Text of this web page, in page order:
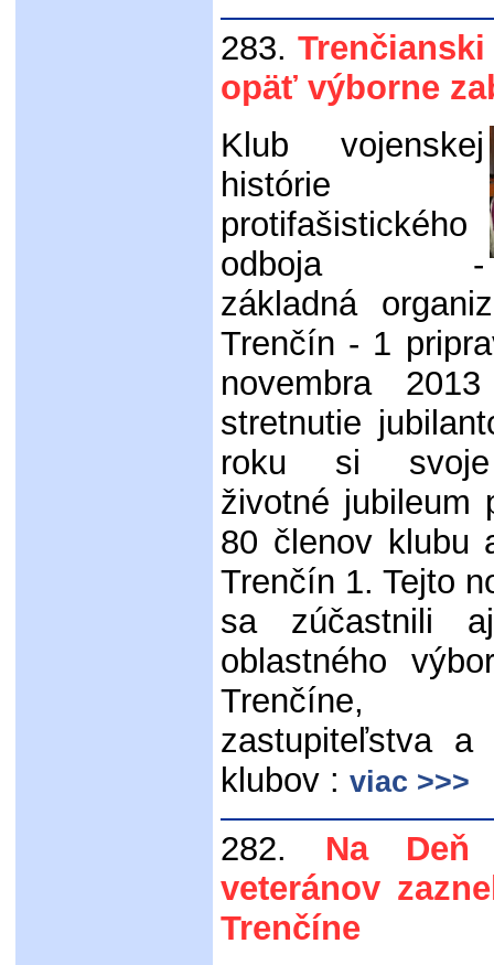
283.
opäť výborne
Klub vojenskej
histórie
protifašistického
odboja -
základná
Trenčín - 1
novembra
stretnutie
roku si svoje
životné jubileum
80 členov klubu
Trenčín 1. Tejto
sa zúčastnili
oblastného
Trenčíne,
zastupiteľstva a
klubov : viac >>>
282.
Na Deň
veteránov
Trenčíne